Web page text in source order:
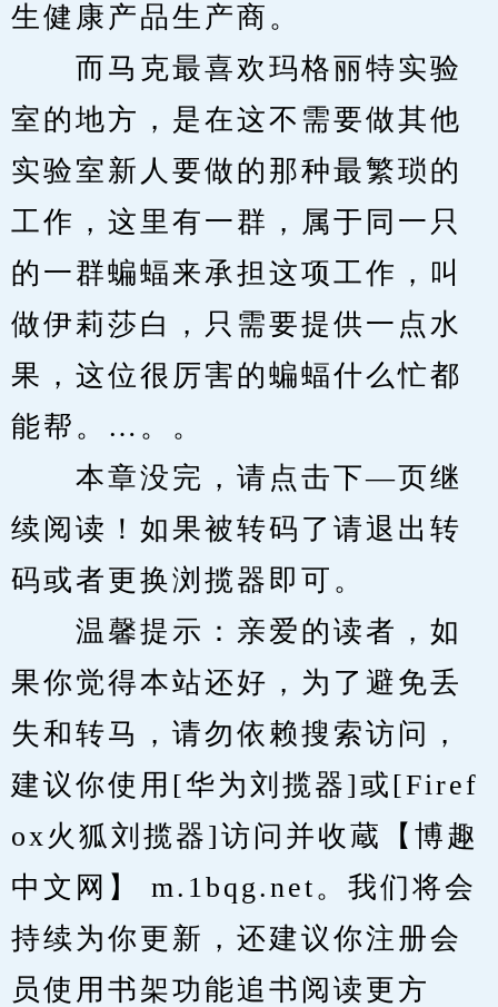
生健康产品生产商。
而马克最喜欢玛格丽特实验
室的地方，是在这不需要做其他
实验室新人要做的那种最繁琐的
工作，这里有一群，属于同一只
的一群蝙蝠来承担这项工作，叫
做伊莉莎白，只需要提供一点水
果，这位很厉害的蝙蝠什么忙都
能帮。…。。
本章没完，请点击下—页继
续阅读！如果被转码了请退出转
码或者更换浏揽器即可。
温馨提示：亲爱的读者，如
果你觉得本站还好，为了避免丢
失和转马，请勿依赖搜索访问，
建议你使用[华为刘揽器]或[Firef
ox火狐刘揽器]访问并收蔵【博趣
中文网】 m.1bqg.net。我们将会
持续为你更新，还建议你注册会
员使用书架功能追书阅读更方